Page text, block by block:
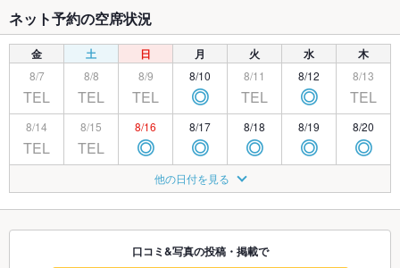
ネット予約の空席状況
金 土 日 月 火 水 木
8/7
TEL
8/8
TEL
8/9
TEL
8/10
◎
8/11
TEL
8/12
◎
8/13
TEL
8/14
TEL
8/15
TEL
8/16
◎
8/17
◎
8/18
◎
8/19
◎
8/20
◎
◎ ◎
8/23
◎
8/24
◎
8/25
◎ ◎ ◎
8/28 8/29 8/30
◎
8/31
◎
9/1
◎
9/2 9/3
他の日付を見る
口コミ&写真の投稿・掲載で